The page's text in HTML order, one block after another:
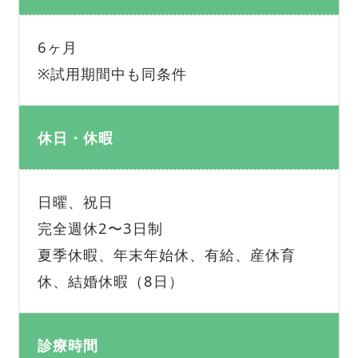
6ヶ月
※試用期間中も同条件
休日・休暇
日曜、祝日
完全週休2〜3日制
夏季休暇、年末年始休、有給、産休育
休、結婚休暇（8日）
診療時間